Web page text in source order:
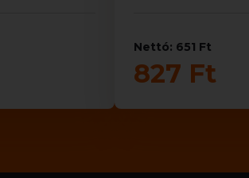
Nettó: 651 Ft
827 Ft